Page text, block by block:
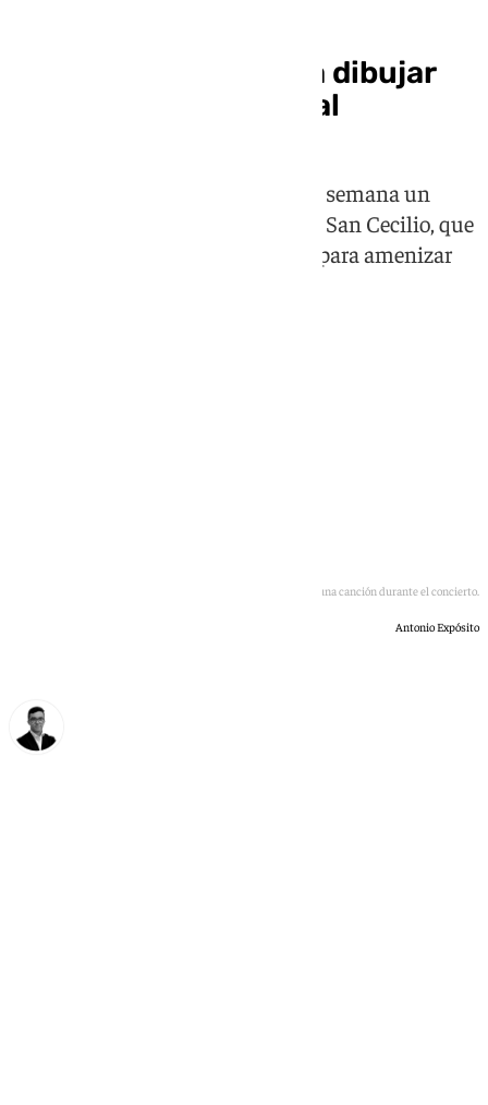
Notas musicales para dibujar
sonrisas en el hospital
El proyecto Sinfonendo lleva cada semana un
concierto a las plantas del Clínico San Cecilio, que
le abre las puertas a las melodías para amenizar
Uno de los músicos de Sinfonendo interpreta una canción durante el concierto.
Antonio Expósito